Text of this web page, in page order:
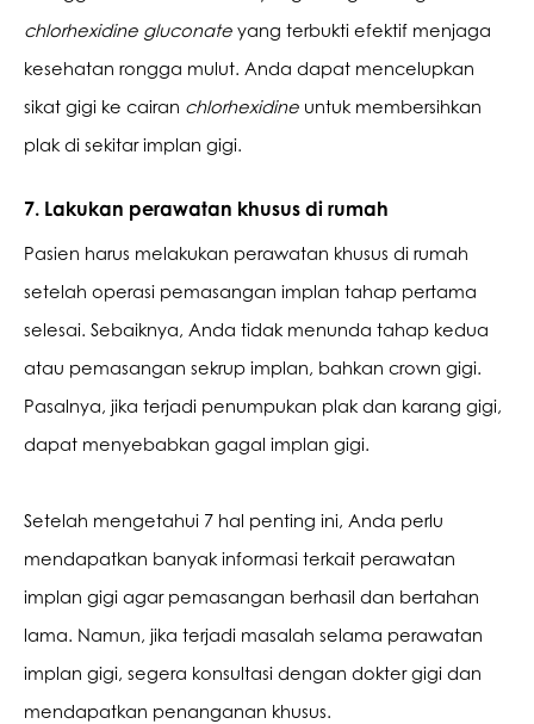
chlorhexidine gluconate yang terbukti efektif menjaga
kesehatan rongga mulut. Anda dapat mencelupkan
sikat gigi ke cairan chlorhexidine untuk membersihkan
plak di sekitar implan gigi.
7. Lakukan perawatan khusus di rumah
Pasien harus melakukan perawatan khusus di rumah
setelah operasi pemasangan implan tahap pertama
selesai. Sebaiknya, Anda tidak menunda tahap kedua
atau pemasangan sekrup implan, bahkan crown gigi.
Pasalnya, jika terjadi penumpukan plak dan karang gigi,
dapat menyebabkan gagal implan gigi.
Setelah mengetahui 7 hal penting ini, Anda perlu
mendapatkan banyak informasi terkait perawatan
implan gigi agar pemasangan berhasil dan bertahan
lama. Namun, jika terjadi masalah selama perawatan
implan gigi, segera konsultasi dengan dokter gigi dan
mendapatkan penanganan khusus.